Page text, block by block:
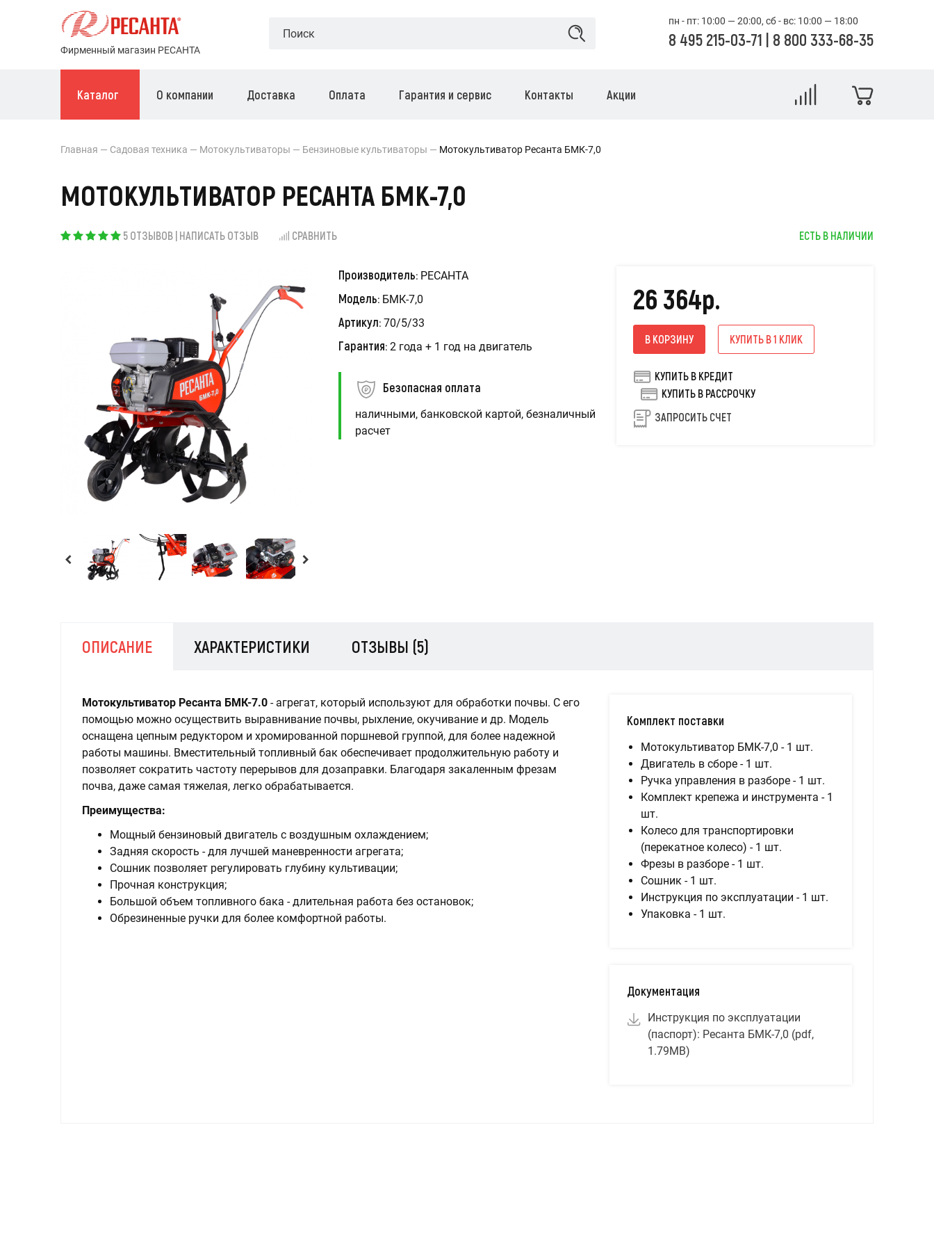
Фирменный магазин РЕСАНТА
пн - пт: 10:00 — 20:00, сб - вс: 10:00 — 18:00
8 495 215-03-71 | 8 800 333-68-35
Каталог О компании Доставка Оплата Гарантия и сервис Контакты Акции
Главная Садовая техника Мотокультиваторы Бензиновые культиваторы Мотокультиватор Ресанта БМК-7,0
МОТОКУЛЬТИВАТОР РЕСАНТА БМК-7,0
5 ОТЗЫВОВ | НАПИСАТЬ ОТЗЫВ СРАВНИТЬ ЕСТЬ В НАЛИЧИИ
Производитель: РЕСАНТА
Модель: БМК-7,0
Артикул: 70/5/33
Гарантия: 2 года + 1 год на двигатель
Безопасная оплата
наличными, банковской картой, безналичный
расчет
26 364р.
В КОРЗИНУ КУПИТЬ В 1 КЛИК
КУПИТЬ В КРЕДИТ
КУПИТЬ В РАССРОЧКУ
ЗАПРОСИТЬ СЧЕТ
ОПИСАНИЕ ХАРАКТЕРИСТИКИ ОТЗЫВЫ (5)
Мотокультиватор Ресанта БМК-7.0 - агрегат, который используют для обработки почвы. С его
помощью можно осуществить выравнивание почвы, рыхление, окучивание и др. Модель
оснащена цепным редуктором и хромированной поршневой группой, для более надежной
работы машины. Вместительный топливный бак обеспечивает продолжительную работу и
позволяет сократить частоту перерывов для дозаправки. Благодаря закаленным фрезам
почва, даже самая тяжелая, легко обрабатывается.
Преимущества:
Мощный бензиновый двигатель с воздушным охлаждением;
Задняя скорость - для лучшей маневренности агрегата;
Сошник позволяет регулировать глубину культивации;
Прочная конструкция;
Большой объем топливного бака - длительная работа без остановок;
Обрезиненные ручки для более комфортной работы.
Комплект поставки
Мотокультиватор БМК-7,0 - 1 шт.
Двигатель в сборе - 1 шт.
Ручка управления в разборе - 1 шт.
Комплект крепежа и инструмента - 1
шт.
Колесо для транспортировки
(перекатное колесо) - 1 шт.
Фрезы в разборе - 1 шт.
Сошник - 1 шт.
Инструкция по эксплуатации - 1 шт.
Упаковка - 1 шт.
Документация
Инструкция по эксплуатации
(паспорт): Ресанта БМК-7,0 (pdf,
1.79MB)